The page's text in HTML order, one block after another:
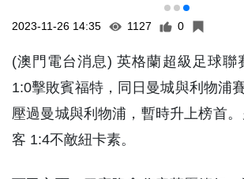
2023-11-26 14:35 1127 0
(澳門電台消息) 英格蘭超級足球聯
1:0擊敗賓福特，同日曼城與利物浦
壓過曼城與利物浦，暫時升上榜首
客 1:4不敵紐卡素。